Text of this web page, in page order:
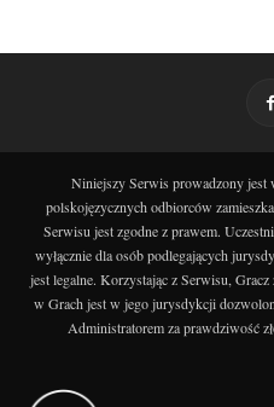
Niniejszy Serwis prowadzony
polskojęzycznych odbiorców
Serwisu jest zgodne z prawem.
wyłącznie dla osób podlegających
jest legalne. Korzystając z Serwisu,
w Grach jest w jego jurysdykcji
Administratorem za prawdziwość